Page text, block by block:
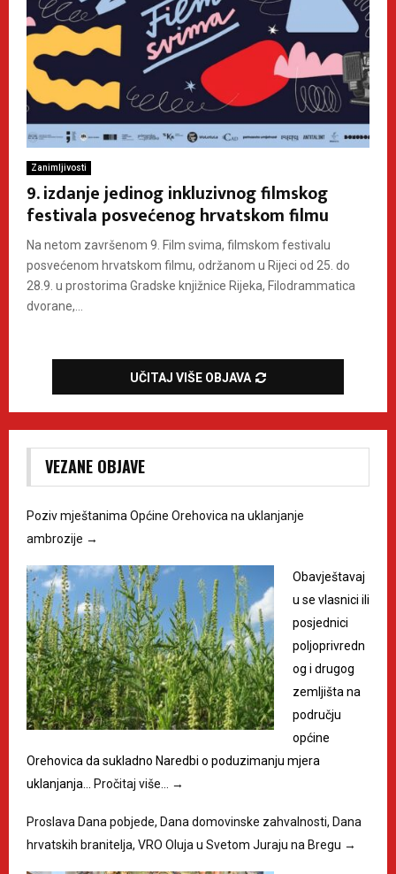
Zanimljivosti
9. izdanje jedinog inkluzivnog filmskog
festivala posvećenog hrvatskom filmu
Na netom završenom 9. Film svima, filmskom festivalu
posvećenom hrvatskom filmu, održanom u Rijeci od 25. do
28.9. u prostorima Gradske knjižnice Rijeka, Filodrammatica
dvorane,...
UČITAJ VIŠE OBJAVA
VEZANE OBJAVE
Poziv mještanima Općine Orehovica na uklanjanje
ambrozije →
Obavještavaj
u se vlasnici ili
posjednici
poljoprivredn
og i drugog
zemljišta na
području
općine
Orehovica da sukladno Naredbi o poduzimanju mjera
uklanjanja…
Pročitaj više… →
Proslava Dana pobjede, Dana domovinske zahvalnosti, Dana
hrvatskih branitelja, VRO Oluja u Svetom Juraju na Bregu →